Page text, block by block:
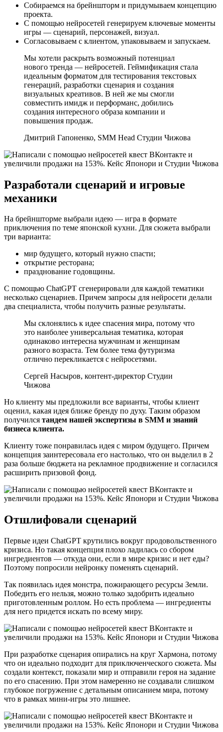
Собираемся на брейншторм и придумываем концепцию
проекта.
С помощью нейросетей генерируем ключевые моменты
игры — сценарий, персонажей, визуал.
Согласовываем с клиентом, упаковываем и запускаем.
Мы хотели раскрыть возможный потенциал
нового тренда — нейросетей. Геймификация стала
идеальным форматом для тестирования текстовых
генераций, разработки сценария и создания
визуальных креативов. В ней же мы смогли
совместить имидж и перформанс, добились
создания интересного образа компании и
повышения продаж.
Дмитрий Гапоненко, SMM Head Студии Чижова
Разработали сценарий и игровые
механики
На брейншторме выбрали идею — игра в формате
приключения по теме японской кухни. Для сюжета выбрали
три варианта:
мир будущего, который нужно спасти;
открытие ресторана;
празднование годовщины.
С помощью ChatGPT сгенерировали для каждой тематики
несколько сценариев. Причем запросы для нейросети делали
два специалиста, чтобы получить разные результаты.
Мы склонялись к идее спасения мира, потому что
это наиболее универсальная тематика, которая
одинаково интересна мужчинам и женщинам
разного возраста. Тем более тема футуризма
отлично перекликается с нейросетями.
Сергей Насыров, контент-директор Студии
Чижова
Но клиенту мы предложили все варианты, чтобы клиент
оценил, какая идея ближе бренду по духу. Таким образом
получился тандем нашей экспертизы в SMM и знаний
бизнеса клиента.
Клиенту тоже понравилась идея с миром будущего. Причем
концепция заинтересовала его настолько, что он выделил в 2
раза больше бюджета на рекламное продвижение и согласился
расширить призовой фонд.
Отшлифовали сценарий
Первые идеи ChatGPT крутились вокруг продовольственного
кризиса. Но такая концепция плохо ладилась со сбором
ингредиентов — откуда они, если в мире кризис и нет еды?
Поэтому попросили нейронку поменять сценарий.
Так появилась идея монстра, пожирающего ресурсы Земли.
Победить его нельзя, можно только задобрить идеально
приготовленным роллом. Но есть проблема — ингредиенты
для него придется искать по всему миру.
При разработке сценария опирались на круг Хармона, потому
что он идеально подходит для приключенческого сюжета. Мы
создали контекст, показали мир и отправили героя на задание
по его спасению. При этом намеренно не создавали слишком
глубокое погружение с детальным описанием мира, потому
что в рамках мини-игры это лишнее.